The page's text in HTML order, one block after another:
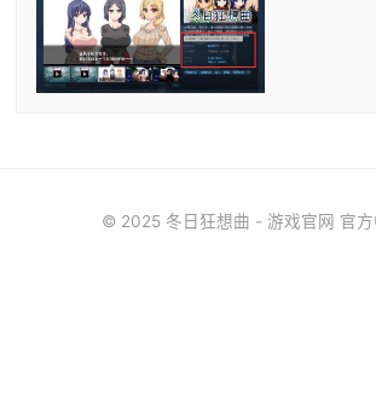
© 2025 冬日狂想曲 - 游戏官网 官方